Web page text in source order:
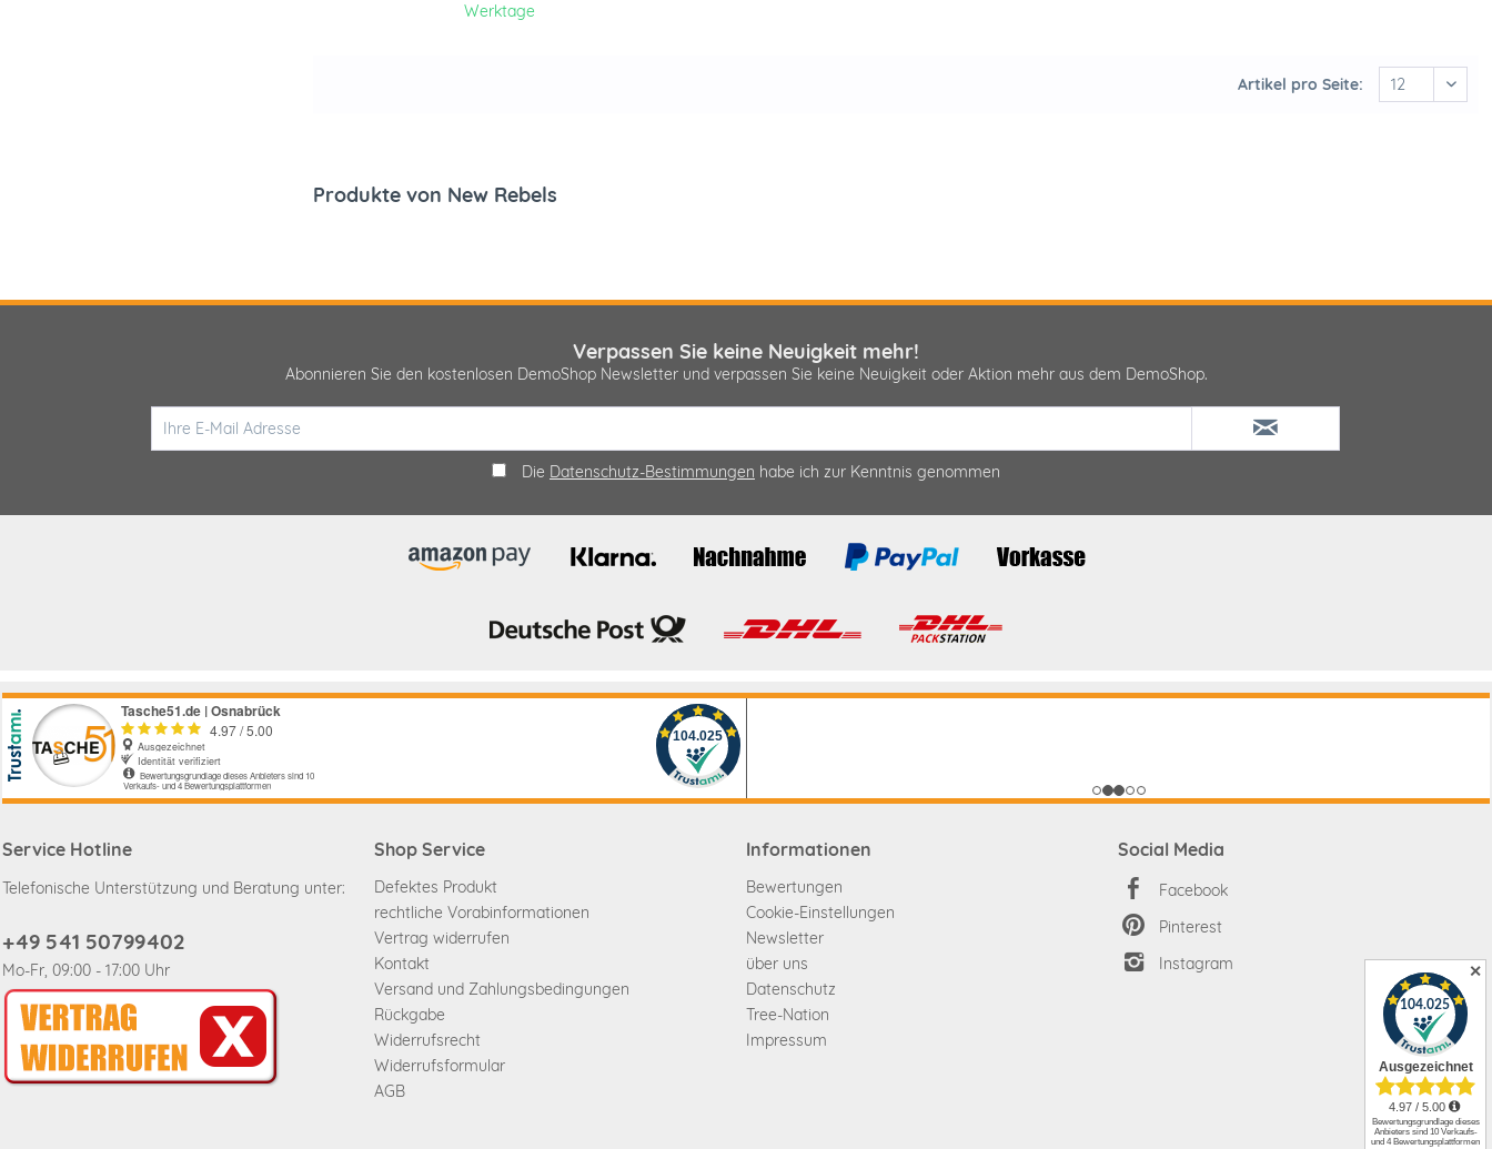
Werktage
Artikel pro Seite:
Produkte von New Rebels
✕
Verpassen Sie keine Neuigkeit mehr!
Abonnieren Sie den kostenlosen DemoShop Newsletter und verpassen Sie keine Neuigkeit oder Aktion mehr aus dem DemoShop.
Die Datenschutz-Bestimmungen habe ich zur Kenntnis genommen
Service Hotline
Telefonische Unterstützung und Beratung unter:
+49 541 50799402
Mo-Fr, 09:00 - 17:00 Uhr
Shop Service
Defektes Produkt
rechtliche Vorabinformationen
Vertrag widerrufen
Kontakt
Versand und Zahlungsbedingungen
Rückgabe
Widerrufsrecht
Widerrufsformular
AGB
Informationen
Bewertungen
Cookie-Einstellungen
Newsletter
über uns
Datenschutz
Tree-Nation
Impressum
Social Media
Facebook
Pinterest
Instagram